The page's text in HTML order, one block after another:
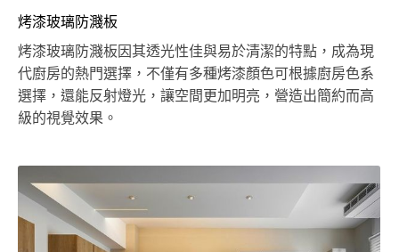
烤漆玻璃防濺板
烤漆玻璃防濺板因其透光性佳與易於清潔的特點，成為現
代廚房的熱門選擇，不僅有多種烤漆顏色可根據廚房色系
選擇，還能反射燈光，讓空間更加明亮，營造出簡約而高
級的視覺效果。